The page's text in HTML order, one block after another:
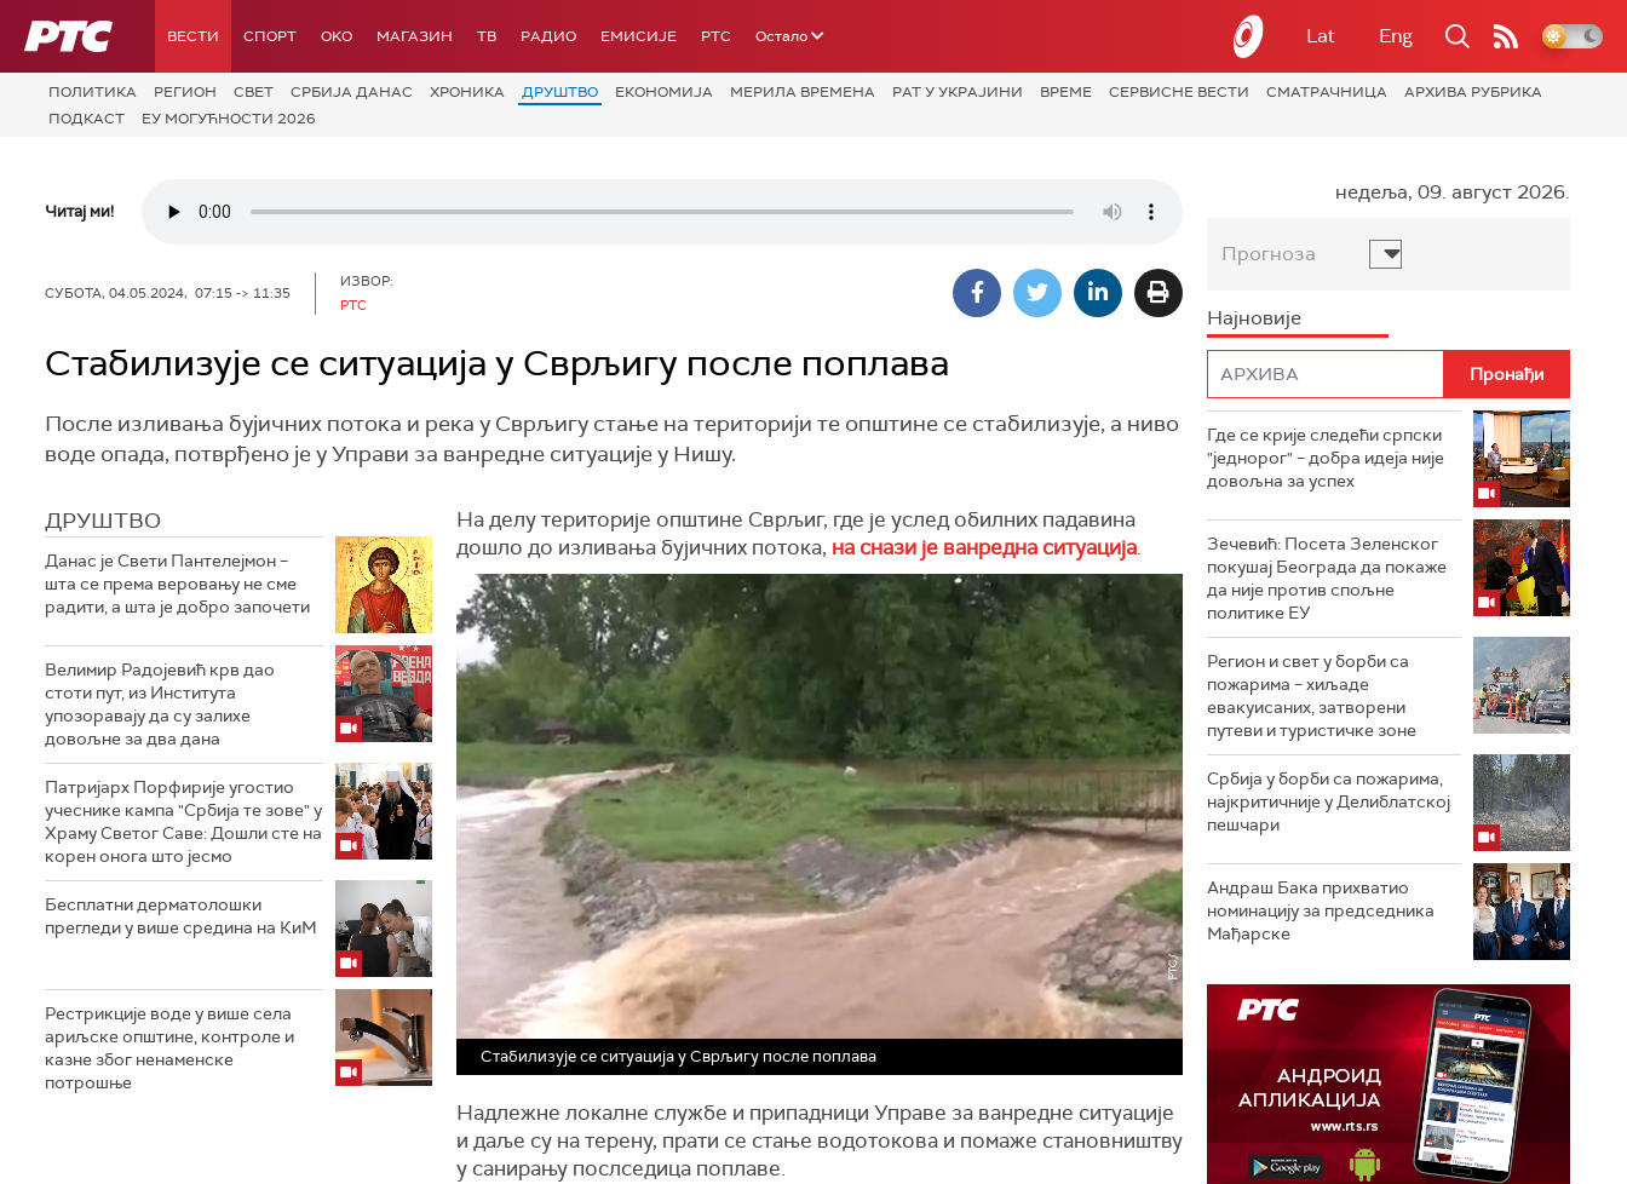
РТС ВЕСТИ СПОРТ OKO МАГАЗИН ТВ РАДИО ЕМИСИЈЕ РТС Остало Lat Eng
ПОЛИТИКА РЕГИОН СВЕТ СРБИЈА ДАНАС ХРОНИКА ДРУШТВО ЕКОНОМИЈА МЕРИЛА ВРЕМЕНА РАТ У УКРАЈИНИ ВРЕМЕ СЕРВИСНЕ ВЕСТИ СМАТРАЧНИЦА
АРХИВА РУБРИКА
ПОДКАСТ
ЕУ МОГУЋНОСТИ 2026
Читај ми!
СУБОТА, 04.05.2024, 07:15 -> 11:35
ИЗВОР:
РТС
Стабилизује се ситуација у Сврљигу после поплава
После изливања бујичних потока и река у Сврљигу стање на територији те општине се стабилизује, а ниво
воде опада, потврђено је у Управи за ванредне ситуације у Нишу.
ДРУШТВО
Данас је Свети Пантелејмон –
шта се према веровању не сме
радити, а шта је добро започети
Велимир Радојевић крв дао
стоти пут, из Института
упозоравају да су залихе
довољне за два дана
Патријарх Порфирије угостио
учеснике кампа "Србија те зове" у
Храму Светог Саве: Дошли сте на
корен онога што јесмо
Бесплатни дерматолошки
прегледи у више средина на КиМ
Рестрикције воде у више села
ариљске општине, контроле и
казне због ненаменске
потрошње
На делу територије општине Сврљиг, где је услед обилних падавина
дошло до изливања бујичних потока, на снази је ванредна ситуација.
Стабилизује се ситуација у Сврљигу после поплава
Надлежне локалне службе и припадници Управе за ванредне ситуације
и даље су на терену, прати се стање водотокова и помаже становништву
у санирању послседица поплаве.
недеља, 09. август 2026.
Прогноза
Најновије
Где се крије следећи српски
"једнорог" – добра идеја није
довољна за успех
Зечевић: Посета Зеленског
покушај Београда да покаже
да није против спољне
политике ЕУ
Регион и свет у борби са
пожарима – хиљаде
евакуисаних, затворени
путеви и туристичке зоне
Србија у борби са пожарима,
најкритичније у Делиблатској
пешчари
Андраш Бака прихватио
номинацију за председника
Мађарске